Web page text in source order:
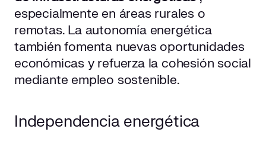
especialmente en áreas rurales o
remotas. La autonomía energética
también fomenta nuevas oportunidades
económicas y refuerza la cohesión social
mediante empleo sostenible.
Independencia energética